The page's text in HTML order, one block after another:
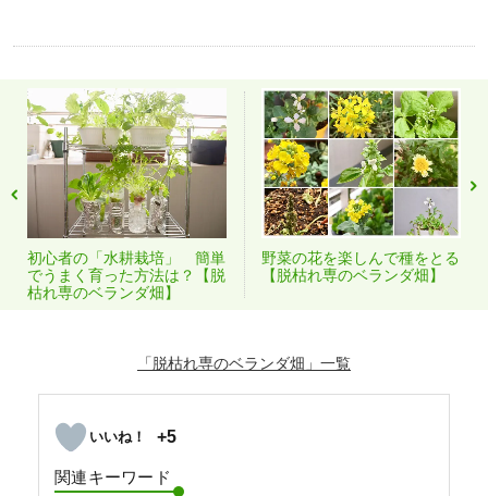
初心者の「水耕栽培」 簡単
でうまく育った方法は？【脱
枯れ専のベランダ畑】
野菜の花を楽しんで種をとる
【脱枯れ専のベランダ畑】
「脱枯れ専のベランダ畑」
+5
関連キーワード